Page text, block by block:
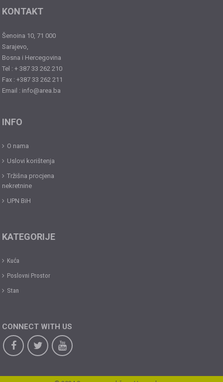
KONTAKT
Šenoina 10, 71 000
Sarajevo,
Bosna i Hercegovina
Tel : + 387 33 262 210
Fax : +387 33 262 211
Email : info@area.ba
INFO
O nama
Uslovi korištenja
Tržišna procjena
nekretnine
UPN BiH
KATEGORIJE
Kuća
Poslovni Prostor
Stan
CONNECT WITH US